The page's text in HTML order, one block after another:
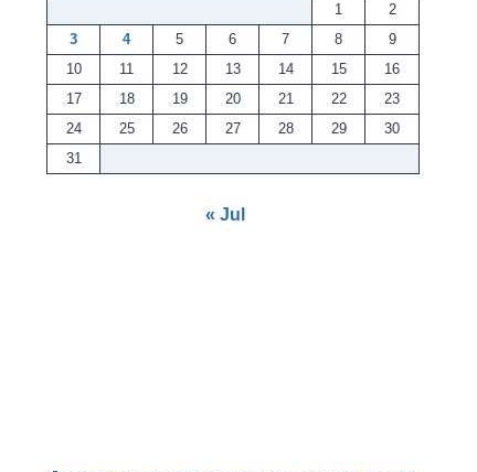
1
2
3
4 5 6 7 8
9
10
11 12 13 14 15
16
17
18 19 20 21 22
23
24
25 26 27 28 29
30
31
« Jul